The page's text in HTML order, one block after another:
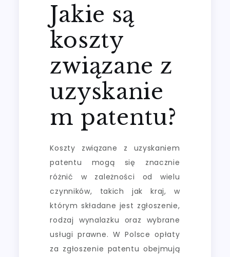
Jakie są
koszty
związane z
uzyskanie
m patentu?
Koszty związane z uzyskaniem
patentu mogą się znacznie
różnić w zależności od wielu
czynników, takich jak kraj, w
którym składane jest zgłoszenie,
rodzaj wynalazku oraz wybrane
usługi prawne. W Polsce opłaty
za zgłoszenie patentu obejmują